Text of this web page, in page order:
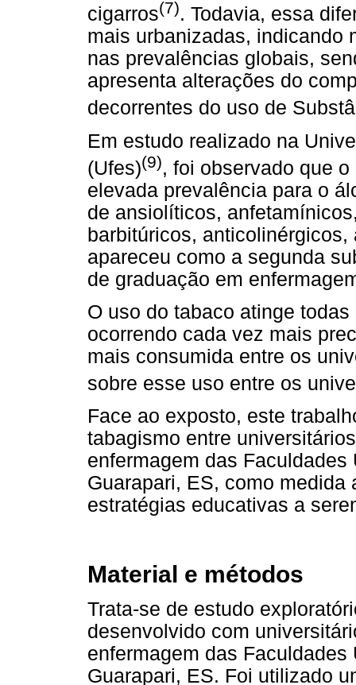
cigarros(7). Todavia, essa
mais urbanizadas, indicando
nas prevalências globais,
apresenta alterações do
decorrentes do uso de
Em estudo realizado na
(Ufes)(9), foi observado que
elevada prevalência para o
de ansiolíticos,
barbitúricos,
apareceu como a segunda
de graduação em
O uso do tabaco atinge
ocorrendo cada vez mais
mais consumida entre os
sobre esse uso entre os
Face ao exposto, este
tabagismo entre
enfermagem das
Guarapari, ES, como
estratégias educativas a
Material e métodos
Trata-se de estudo
desenvolvido com
enfermagem das
Guarapari, ES. Foi utilizado